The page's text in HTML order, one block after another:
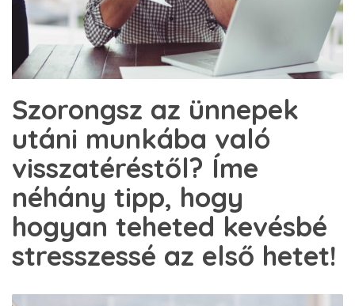
Szorongsz az ünnepek
utáni munkába való
visszatéréstől? Íme
néhány tipp, hogy
hogyan teheted kevésbé
stresszessé az első hetet!